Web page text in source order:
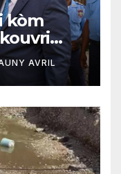
kòm
AVRIL